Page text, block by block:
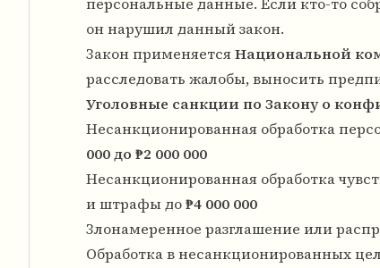
он нарушил данный закон.
Закон применяетсяНациональной
расследовать жалобы, выносить
Уголовные санкции по Закону о
Несанкционированная обработка
000 до ₱2 000 000
Несанкционированная обработка
и штрафы до₱4 000 000
Злонамеренное разглашение или
Обработка в несанкционированных